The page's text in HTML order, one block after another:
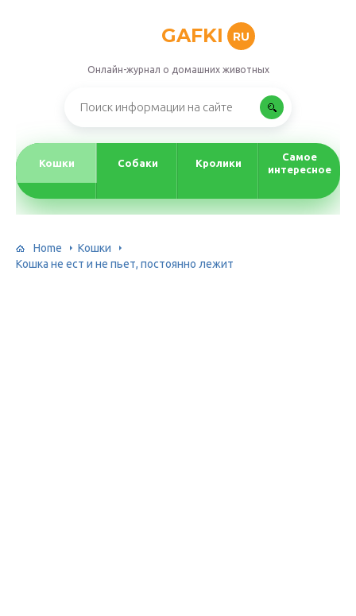
GAFKI RU
Онлайн-журнал о домашних животных
Кошки Собаки Кролики
Самое
интересное
Home
Кошки
Кошка не ест и не пьет, постоянно лежит